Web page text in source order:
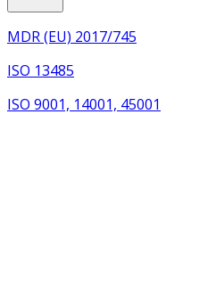
MDR (EU) 2017/745
ISO 13485
ISO 9001, 14001, 45001